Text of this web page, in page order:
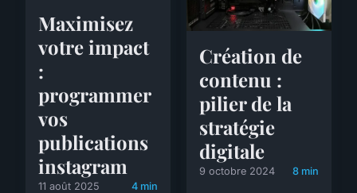
Maximisez
votre impact
:
programmer
vos
publications
instagram
11 août 2025 4 min
Création de
contenu :
pilier de la
stratégie
digitale
9 octobre 2024 8 min